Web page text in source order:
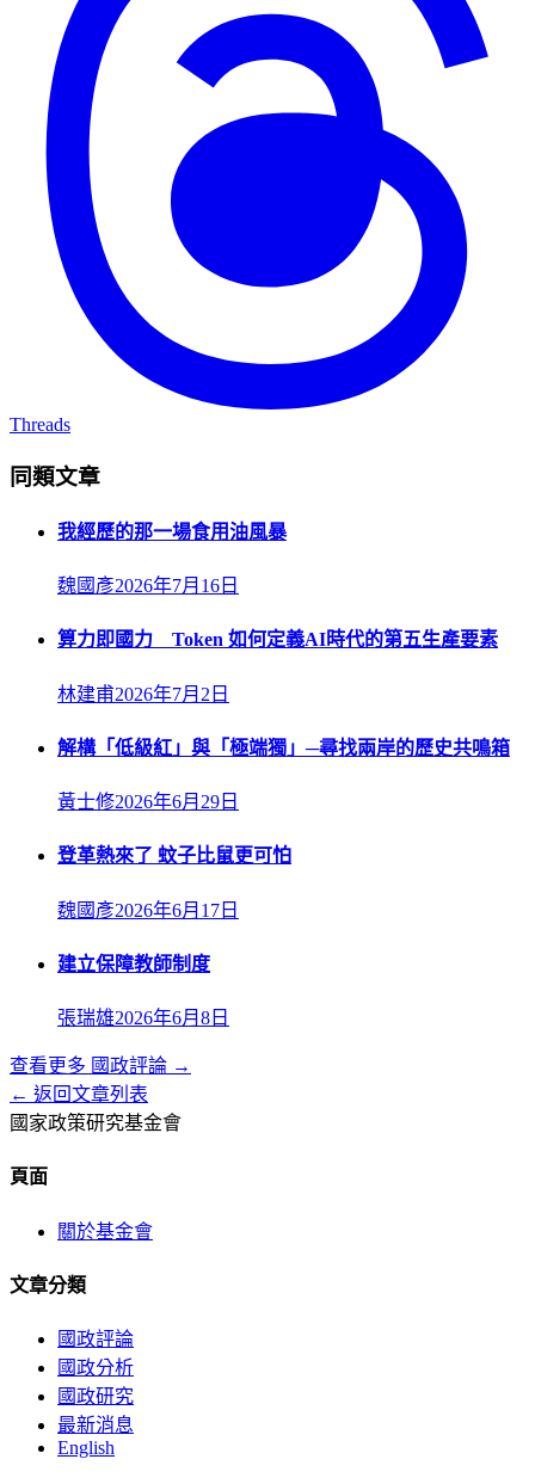
Threads
同類文章
我經歷的那一場食用油風暴
魏國彥2026年7月16日
算力即國力 Token 如何定義AI時代的第五生產要素
林建甫2026年7月2日
解構「低級紅」與「極端獨」─尋找兩岸的歷史共鳴箱
黃士修2026年6月29日
登革熱來了 蚊子比鼠更可怕
魏國彥2026年6月17日
建立保障教師制度
張瑞雄2026年6月8日
查看更多 國政評論 →
← 返回文章列表
國家政策研究基金會
頁面
關於基金會
文章分類
國政評論
國政分析
國政研究
最新消息
English